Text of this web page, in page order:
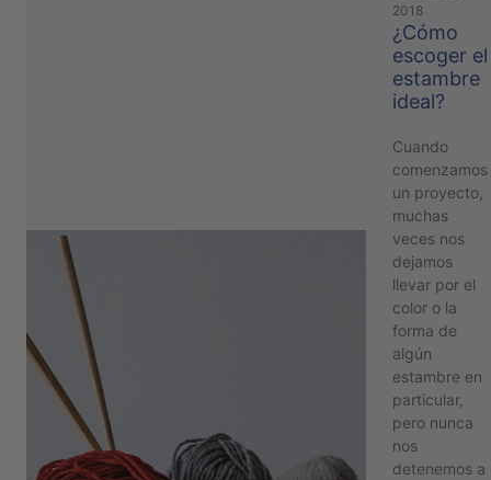
2018
¿Cómo
escoger el
estambre
ideal?
Cuando
comenzamos
un proyecto,
muchas
veces nos
dejamos
llevar por el
color o la
forma de
algún
estambre en
particular,
pero nunca
nos
detenemos a